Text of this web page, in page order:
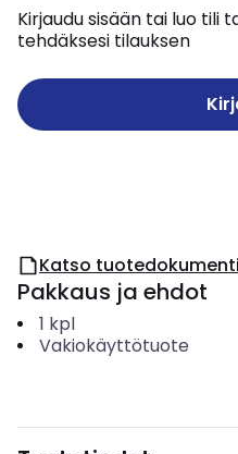
Kirjaudu sisään tai luo tili
tehdäksesi tilauksen
Katso
Pakkaus ja ehdot
1 kpl
Vakiokäyttötuote